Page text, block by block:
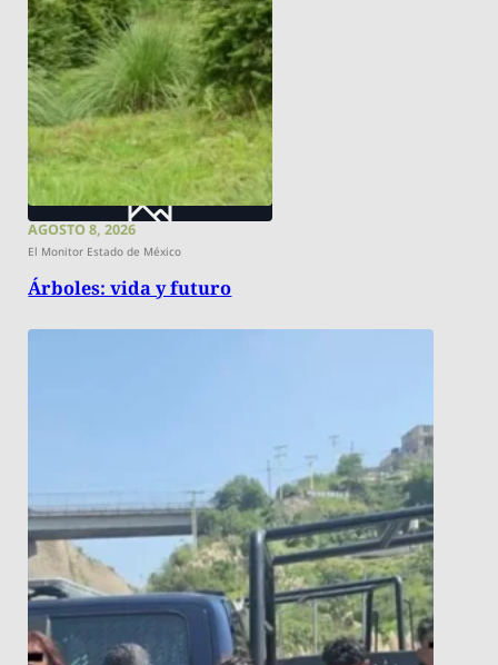
AGOSTO 8, 2026
El Monitor Estado de México
Árboles: vida y futuro